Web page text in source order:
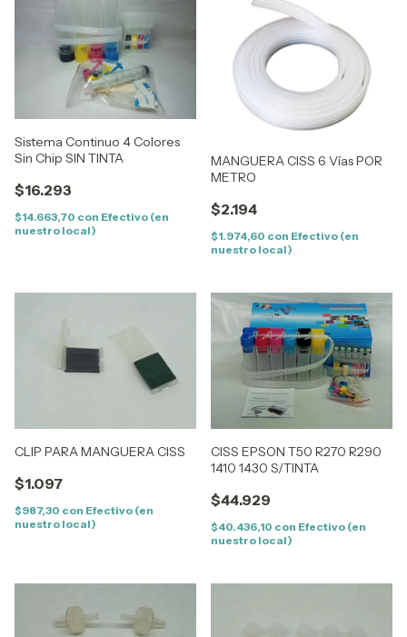
Sistema Continuo 4 Colores
Sin Chip SIN TINTA
$16.293
$14.663,70 con Efectivo (en
nuestro local)
MANGUERA CISS 6 Vías POR
METRO
$2.194
$1.974,60 con Efectivo (en
nuestro local)
CLIP PARA MANGUERA CISS
$1.097
$987,30 con Efectivo (en
nuestro local)
CISS EPSON T50 R270 R290
1410 1430 S/TINTA
$44.929
$40.436,10 con Efectivo (en
nuestro local)